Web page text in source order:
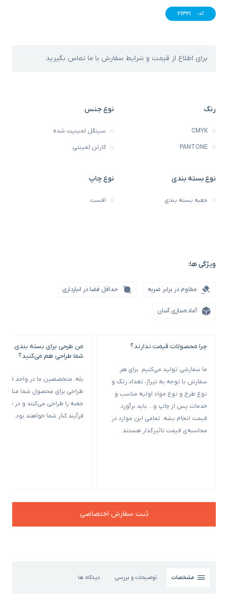
کد: 21321
برای اطلاع از قیمت و شرایط سفارش با ما تماس بگیرید
رنگ
CMYK
PANTONE
نوع جنس
سینگل لمینیت شده
کارتن لمینتی
نوع بسته بندی
جعبه بسته بندی
نوع چاپ
افست
ویژگی ها:
مقاوم در برابر ضربه حداقل فضا در انبارداری
آماده‌سازی آسان
چرا محصولات قیمت ندارند؟
ما سفارشی تولید می‌کنیم. برای هر
سفارش با توجه به تیراژ، تعداد رنگ و
نوع طرح و نوع مواد اولیه مناسب و
خدمات پس از چاپ و… باید برآورد
قیمت انجام بشه. تمامی این موارد در
محاسبه‌ی قیمت تاثیرگذار هستند.
من طرحی برای بسته بندی خود
شما طراحی هم می‌کنید؟
بله. متخصصین ما در واحد فنی
طراحی برای محصول شما
جعبه را طراحی می‌کنند و در
فرآیند کنار شما خواهند بود.
ثبت سفارش اختصاصی
مشخصات توضیحات و بررسی دیدگاه ها